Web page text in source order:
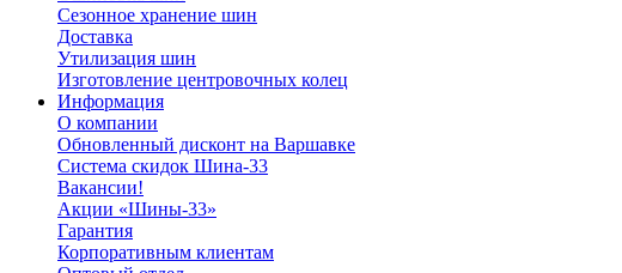
Сезонное хранение шин
Доставка
Утилизация шин
Изготовление центровочных колец
Информация
О компании
Обновленный дисконт на Варшавке
Система скидок Шина-33
Вакансии!
Акции «Шины-33»
Гарантия
Корпоративным клиентам